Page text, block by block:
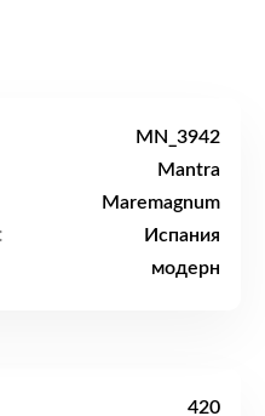
MN_3942
Mantra
Maremagnum
Испания
модерн
420